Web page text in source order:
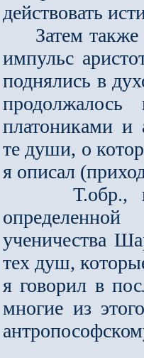
действовать
Затем
импульс
поднялись в
платониками и
те души, о
я описал
Т.обр., в
ученичества
тех душ,
я говорил в
многие из